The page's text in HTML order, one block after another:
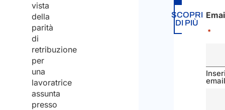
vista
della
parità
di
retribuzione
per
una
lavoratrice
assunta
presso
SCOPRI
DI PIÙ
*
email